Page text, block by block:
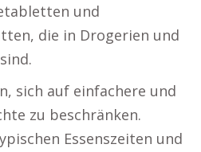
und
die in Drogerien und
sich auf einfachere und
zu beschränken.
Essenszeiten und